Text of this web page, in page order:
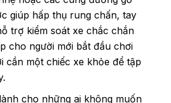
giúp hấp thụ rung chấn, tay
trợ kiểm soát xe chắc chắn
cho người mới bắt đầu chơi
cần một chiếc xe khỏe để tập
cho những ai không muốn